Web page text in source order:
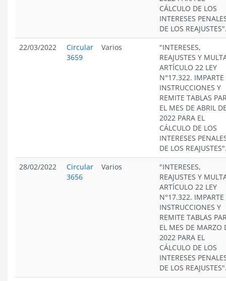
CÁLCULO DE LOS
INTERESES
DE LOS
22/03/2022
Circular
3659
Varios
"INTERESES,
REAJUSTES Y
ARTÍCULO 22 LEY
N°17.322. IMPARTE
INSTRUCCIONES Y
REMITE TABLAS
EL MES DE ABRIL
2022 PARA EL
CÁLCULO DE LOS
INTERESES
DE LOS
28/02/2022
Circular
3656
Varios
"INTERESES,
REAJUSTES Y
ARTÍCULO 22 LEY
N°17.322. IMPARTE
INSTRUCCIONES Y
REMITE TABLAS
EL MES DE MARZO
2022 PARA EL
CÁLCULO DE LOS
INTERESES
DE LOS